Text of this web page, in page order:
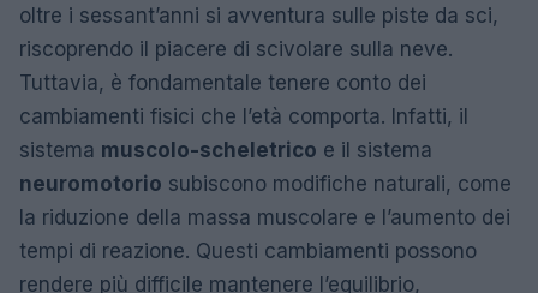
oltre i sessant’anni si avventura sulle piste da sci,
riscoprendo il piacere di scivolare sulla neve.
Tuttavia, è fondamentale tenere conto dei
cambiamenti fisici che l’età comporta. Infatti, il
sistema muscolo-scheletrico e il sistema
neuromotorio subiscono modifiche naturali, come
la riduzione della massa muscolare e l’aumento dei
tempi di reazione. Questi cambiamenti possono
rendere più difficile mantenere l’equilibrio,